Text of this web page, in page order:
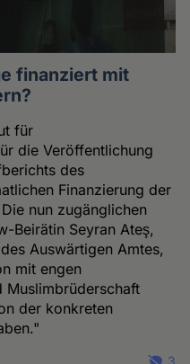
finanziert mit
für
die Veröffentlichung
des
Finanzierung der
nun zugänglichen
Beirätin Seyran Ateş,
Auswärtigen Amtes,
mit engen
Muslimbrüderschaft
der konkreten
3